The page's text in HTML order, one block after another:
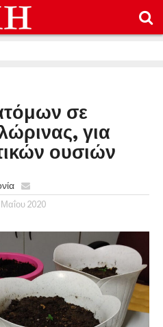
σε
για
ουσιών
Μαΐου 2020